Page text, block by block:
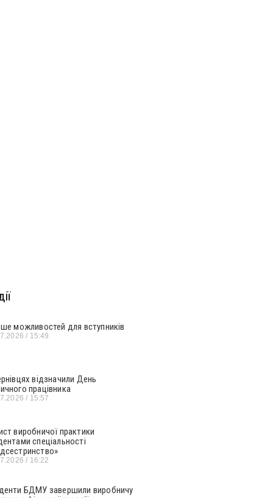
можливостей для вступників
15:49
відзначили День
працівника
15:57
виробничої практики
спеціальності
16:22
БДМУ завершили виробничу